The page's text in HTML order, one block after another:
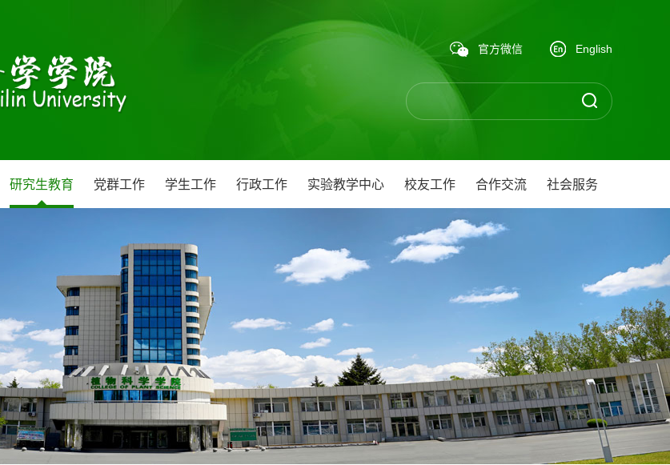
官方微信 English
研究生教育 党群工作 学生工作 行政工作 实验教学中心 校友工作 合作交流 社会服务